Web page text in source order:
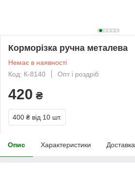
Корморізка ручна металева
Немає в наявності
Код: К-8140
Опт і роздріб
420 ₴
400 ₴ від 10 шт.
Опис Характеристики Доставка